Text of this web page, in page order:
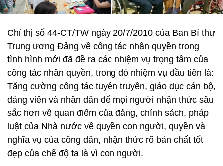
Chỉ thị số 44-CT/TW ngày 20/7/2010 của Ban Bí thư
Trung ương Đảng về công tác nhân quyền trong
tình hình mới đã đề ra các nhiệm vụ trọng tâm của
công tác nhân quyền, trong đó nhiệm vụ đầu tiên là:
Tăng cường công tác tuyên truyền, giáo dục cán bộ,
đảng viên và nhân dân để mọi người nhận thức sâu
sắc hơn về quan điểm của đảng, chính sách, pháp
luật của Nhà nước về quyền con người, quyền và
nghĩa vụ của công dân, nhận thức rõ bản chất tốt
đẹp của chế độ ta là vì con người.